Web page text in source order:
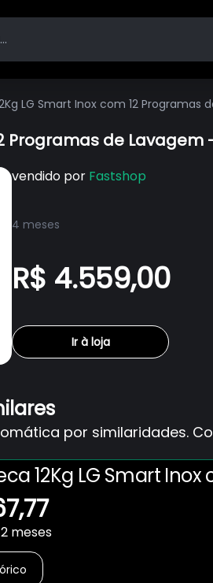
LG Smart Inox com 12 Programas
Programas de Lavagem
vendido por Fastshop
4 meses
R$ 4.559,00
Ir à loja
por similaridades.
12Kg LG Smart Inox
de Lavagem -
meses